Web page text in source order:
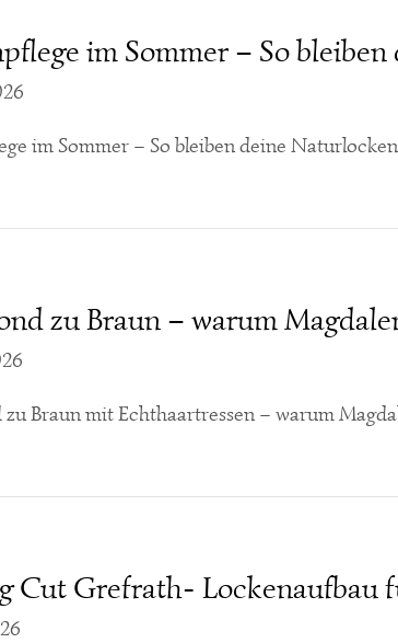
im Sommer – So
im Sommer – So bleiben deine
zu Braun – warum
zu Braun mit Echthaartressen – warum
Cut Grefrath- Lockenaufbau